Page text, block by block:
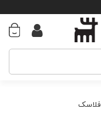
فلاسک